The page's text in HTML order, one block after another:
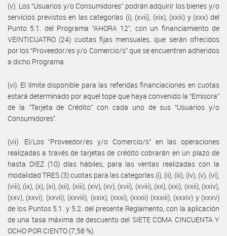
(v). Los “Usuarios y/o Consumidores” podrán adquirir los bienes y/o
servicios previstos en las categorías (i), (xvii), (xix), (xxiii) y (xxx) del
Punto 5.1. del Programa “AHORA 12”, con un financiamiento de
VEINTICUATRO (24) cuotas fijas mensuales, que serán ofrecidos
por los “Proveedor/es y/o Comercio/s” que se encuentren adheridos
a dicho Programa.
(vi). El límite disponible para las referidas financiaciones en cuotas
estará determinado por aquel tope que haya convenido la “Emisora”
de la “Tarjeta de Crédito” con cada uno de sus “Usuarios y/o
Consumidores’’.
(vii). El/Los “Proveedor/es y/o Comercio/s” en las operaciones
realizadas a través de tarjetas de crédito cobrarán en un plazo de
hasta DIEZ (10) días hábiles, para las ventas realizadas con la
modalidad TRES (3) cuotas para las categorías (i), (ii), (iii), (iv), (v), (vi),
(viii), (ix), (x), (xi), (xii), (xiii), (xiv), (xv), (xvii), (xviii), (xx), (xxi), (xxii), (xxiv),
(xxv), (xxvi), (xxvii), (xxviii), (xxix), (xxxi), (xxxii) (xxxiii), (xxxiv) y (xxxv)
de los Puntos 5.1. y 5.2. del presente Reglamento, con la aplicación
de una tasa máxima de descuento del SIETE COMA CINCUENTA Y
OCHO POR CIENTO (7,58 %).